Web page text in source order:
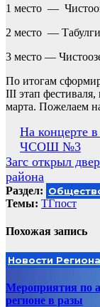
1 место —
2 место —
3 место —
По итогам
III этап фестиваля,
марта. Пожелаем
Навигация
по
записям
На концерте
ЧСОШ №3
Загс открыл
района
Раздел:
Темы: ТГпост
Похожая запись
Новости Региона
Мероприятия по
регионе в разы